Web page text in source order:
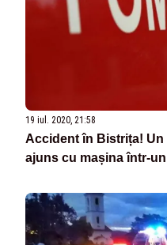
19 iul. 2020, 21:58
Accident în Bistrița! Un
ajuns cu mașina într-